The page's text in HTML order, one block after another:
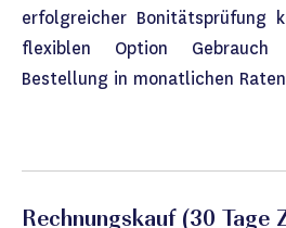
erfolgreicher Bonitätsprüfung
flexiblen Option
Bestellung in monatlichen
Rechnungskauf (30 Tage